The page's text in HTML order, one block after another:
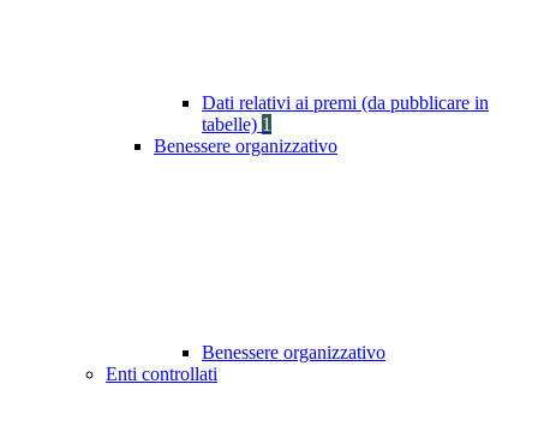
Dati relativi ai premi (da pubblicare in
tabelle) 1
Benessere organizzativo
Benessere organizzativo
Enti controllati